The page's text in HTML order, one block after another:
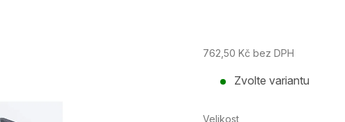
762,50 Kč bez DPH
cena:
Zvolte variantu
Velikost